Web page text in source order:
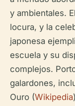
y ambientales.
locura, y la
japonesa
escuela y su
complejos.
galardones,
Ouro (Wikipedia